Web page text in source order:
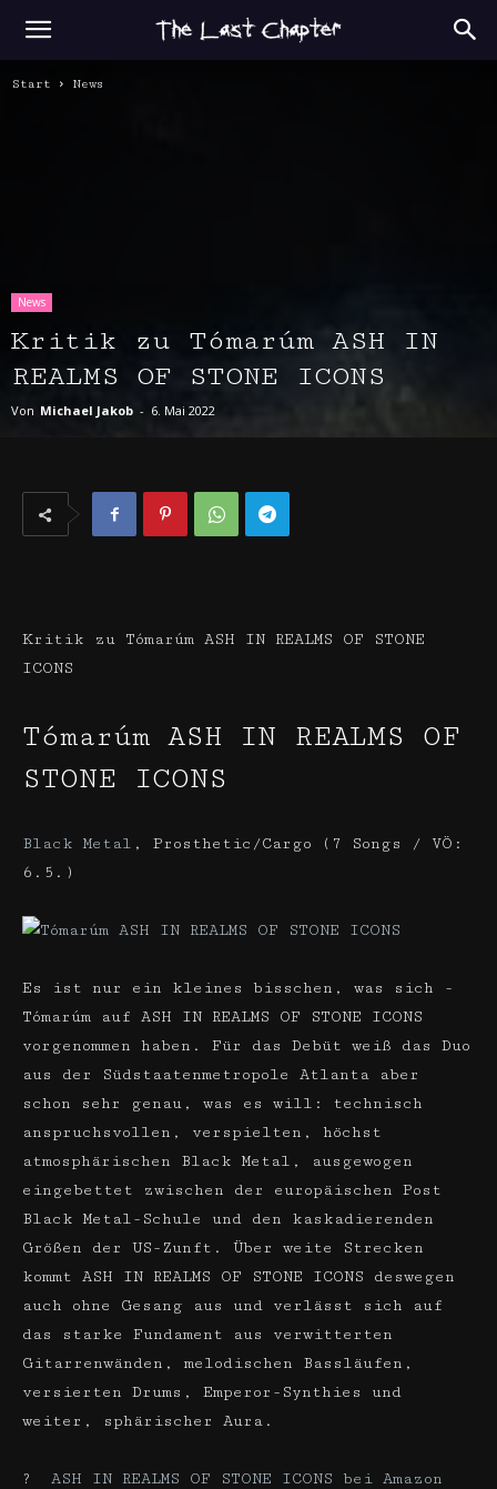
Start News
News
Kritik zu Tómarúm ASH IN
REALMS OF STONE ICONS
Von Michael Jakob - 6. Mai 2022
Kritik zu Tómarúm ASH IN REALMS OF STONE
ICONS
Tómarúm ASH IN REALMS OF
STONE ICONS
Black Metal , Prosthetic/Cargo (7 Songs / VÖ:
6.5.)
Es ist nur ein kleines bisschen, was sich ­
Tómarúm auf ASH IN REALMS OF STONE ICONS
vorgenommen haben. Für das Debüt weiß das Duo
aus der Südstaatenmetropole Atlanta aber
schon sehr genau, was es will: technisch
anspruchsvollen, verspielten, höchst
atmosphärischen Black Metal, ausgewogen
eingebettet zwischen der europäischen Post
Black Metal-Schule und den kaskadierenden
Größen der US-Zunft. Über weite Strecken
kommt ASH IN REALMS OF STONE ICONS deswegen
auch ohne Gesang aus und verlässt sich auf
das starke Fundament aus verwitterten
Gitarrenwänden, melodischen Bassläufen,
versierten Drums, Emperor-Synthies und
weiter, sphärischer Aura.
? ASH IN REALMS OF STONE ICONS bei Amazon